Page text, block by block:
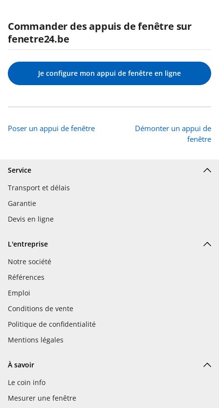
Commander des appuis de fenêtre sur
fenetre24.be
Je configure mon appui de fenêtre en ligne
Poser un appui de fenêtre
Démonter un appui de
fenêtre
Service
Transport et délais
Garantie
Devis en ligne
L'entreprise
Notre société
Références
Emploi
Conditions de vente
Politique de confidentialité
Mentions légales
À savoir
Le coin info
Mesurer une fenêtre